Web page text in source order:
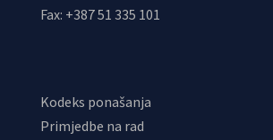
Fax: +387 51 335 101
Kodeks ponašanja
Primjedbe na rad